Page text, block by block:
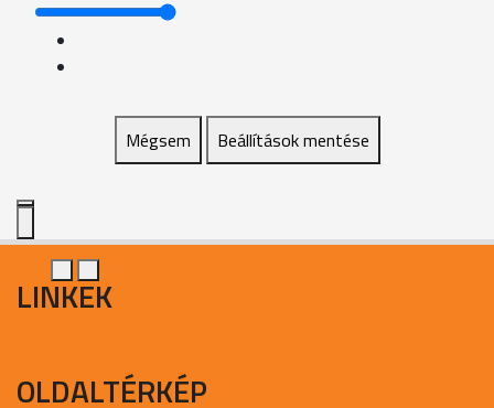
Mégsem Beállítások mentése
LINKEK
OLDALTÉRKÉP